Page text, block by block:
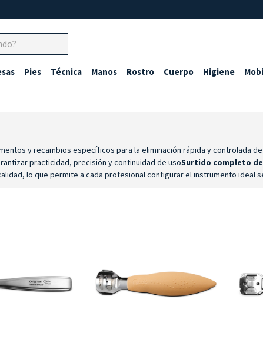
Pies Técnica Manos Rostro Cuerpo Higiene
y recambios específicos para la eliminación rápida y controlada
practicidad, precisión y continuidad de usoSurtido completo
lo que permite a cada profesional configurar el instrumento ideal